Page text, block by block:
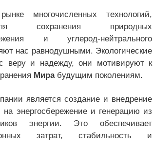
многочисленных технологий,
сохранения природных
и углерод-нейтрального
нас равнодушными. Экологические
веру и надежду, они мотивируют к
Мирабудущим поколениям.
является создание и внедрение
на энергосбережение и генерацию из
энергии. Это обеспечивает
затрат, стабильность и